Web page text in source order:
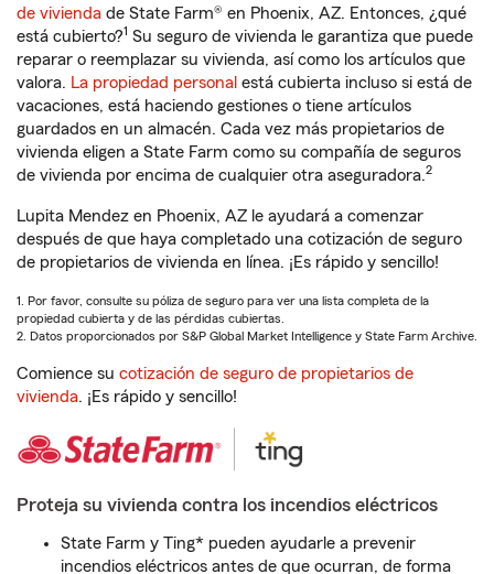
de vivienda de State Farm® en Phoenix, AZ. Entonces, ¿qué
está cubierto?1 Su seguro de vivienda le garantiza que puede
reparar o reemplazar su vivienda, así como los artículos que
valora. La propiedad personal está cubierta incluso si está de
vacaciones, está haciendo gestiones o tiene artículos
guardados en un almacén. Cada vez más propietarios de
vivienda eligen a State Farm como su compañía de seguros
de vivienda por encima de cualquier otra aseguradora.2
Lupita Mendez en Phoenix, AZ le ayudará a comenzar
después de que haya completado una cotización de seguro
de propietarios de vivienda en línea. ¡Es rápido y sencillo!
1. Por favor, consulte su póliza de seguro para ver una lista completa de la
propiedad cubierta y de las pérdidas cubiertas.
2. Datos proporcionados por S&P Global Market Intelligence y State Farm Archive.
Comience su cotización de seguro de propietarios de
vivienda. ¡Es rápido y sencillo!
Proteja su vivienda contra los incendios eléctricos
State Farm y Ting* pueden ayudarle a prevenir
incendios eléctricos antes de que ocurran, de forma